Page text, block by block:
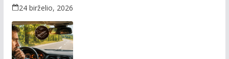
24 birželio, 2026